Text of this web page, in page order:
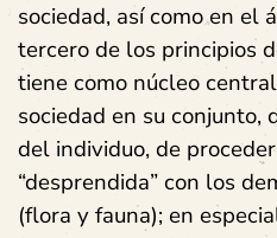
sociedad, así como en el
tercero de los principios
tiene como núcleo
sociedad en su conjunto,
del individuo, de
“desprendida” con los
(flora y fauna); en